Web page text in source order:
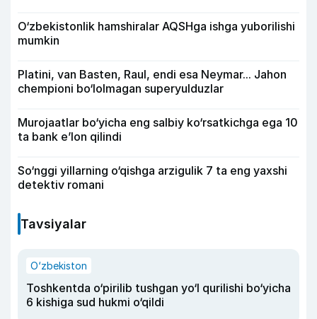
O‘zbekistonlik hamshiralar AQSHga ishga yuborilishi
mumkin
Platini, van Basten, Raul, endi esa Neymar... Jahon
chempioni bo‘lolmagan superyulduzlar
Murojaatlar bo‘yicha eng salbiy ko‘rsatkichga ega 10
ta bank e’lon qilindi
So‘nggi yillarning o‘qishga arzigulik 7 ta eng yaxshi
detektiv romani
Tavsiyalar
O‘zbekiston
Toshkentda o‘pirilib tushgan yo‘l qurilishi bo‘yicha
6 kishiga sud hukmi o‘qildi